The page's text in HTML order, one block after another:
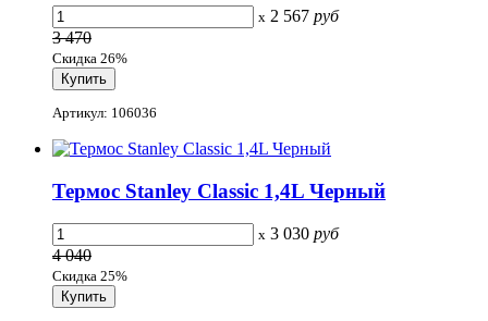
x 2 567 руб
3 470
Скидка 26%
Артикул: 106036
Термос Stanley Classic 1,4L Черный
x 3 030 руб
4 040
Скидка 25%